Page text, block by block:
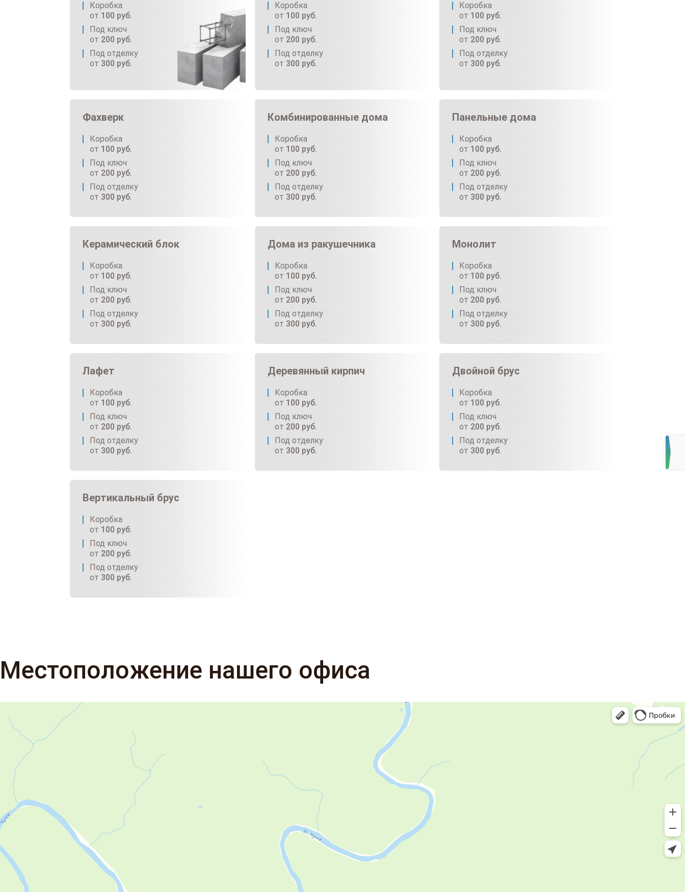
Коробка
от 100 руб.
Под ключ
от 200 руб.
Под отделку
от 300 руб.
Коробка
от 100 руб.
Под ключ
от 200 руб.
Под отделку
от 300 руб.
Коробка
от 100 руб.
Под ключ
от 200 руб.
Под отделку
от 300 руб.
Фахверк
Коробка
от 100 руб.
Под ключ
от 200 руб.
Под отделку
от 300 руб.
Комбинированные дома
Коробка
от 100 руб.
Под ключ
от 200 руб.
Под отделку
от 300 руб.
Панельные дома
Коробка
от 100 руб.
Под ключ
от 200 руб.
Под отделку
от 300 руб.
Керамический блок
Коробка
от 100 руб.
Под ключ
от 200 руб.
Под отделку
от 300 руб.
Дома из ракушечника
Коробка
от 100 руб.
Под ключ
от 200 руб.
Под отделку
от 300 руб.
Монолит
Коробка
от 100 руб.
Под ключ
от 200 руб.
Под отделку
от 300 руб.
Лафет
Коробка
от 100 руб.
Под ключ
от 200 руб.
Под отделку
от 300 руб.
Деревянный кирпич
Коробка
от 100 руб.
Под ключ
от 200 руб.
Под отделку
от 300 руб.
Двойной брус
Коробка
от 100 руб.
Под ключ
от 200 руб.
Под отделку
от 300 руб.
Вертикальный брус
Коробка
от 100 руб.
Под ключ
от 200 руб.
Под отделку
от 300 руб.
Местоположение нашего офиса